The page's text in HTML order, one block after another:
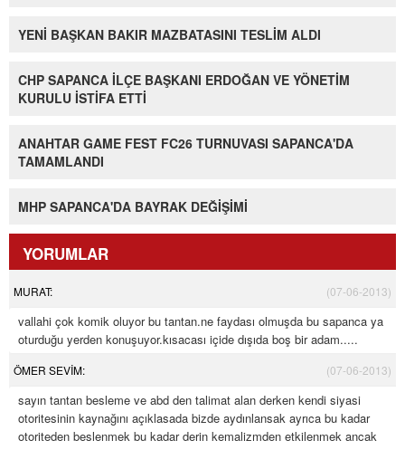
YENİ BAŞKAN BAKIR MAZBATASINI TESLİM ALDI
CHP SAPANCA İLÇE BAŞKANI ERDOĞAN VE YÖNETİM
KURULU İSTİFA ETTİ
ANAHTAR GAME FEST FC26 TURNUVASI SAPANCA'DA
TAMAMLANDI
MHP SAPANCA'DA BAYRAK DEĞİŞİMİ
YORUMLAR
MURAT: (07-06-2013)
vallahi çok komik oluyor bu tantan.ne faydası olmuşda bu sapanca ya
oturduğu yerden konuşuyor.kısacası içide dışıda boş bir adam.....
ÖMER SEVİM: (07-06-2013)
sayın tantan besleme ve abd den talimat alan derken kendi siyasi
otoritesinin kaynağını açıklasada bizde aydınlansak ayrıca bu kadar
otoriteden beslenmek bu kadar derin kemalizmden etkilenmek ancak